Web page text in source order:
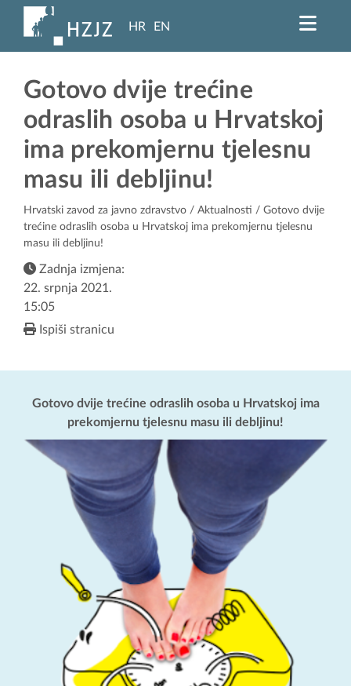
HR EN
Gotovo dvije trećine
odraslih osoba u Hrvatskoj
ima prekomjernu tjelesnu
masu ili debljinu!
Hrvatski zavod za javno zdravstvo / Aktualnosti / Gotovo dvije
trećine odraslih osoba u Hrvatskoj ima prekomjernu tjelesnu
masu ili debljinu!
Zadnja izmjena:
22. srpnja 2021.
15:05
Ispiši stranicu
Gotovo dvije trećine odraslih osoba u Hrvatskoj ima
prekomjernu tjelesnu masu ili debljinu!